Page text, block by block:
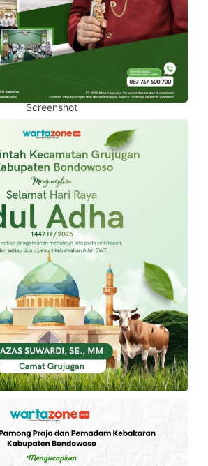
Screenshot